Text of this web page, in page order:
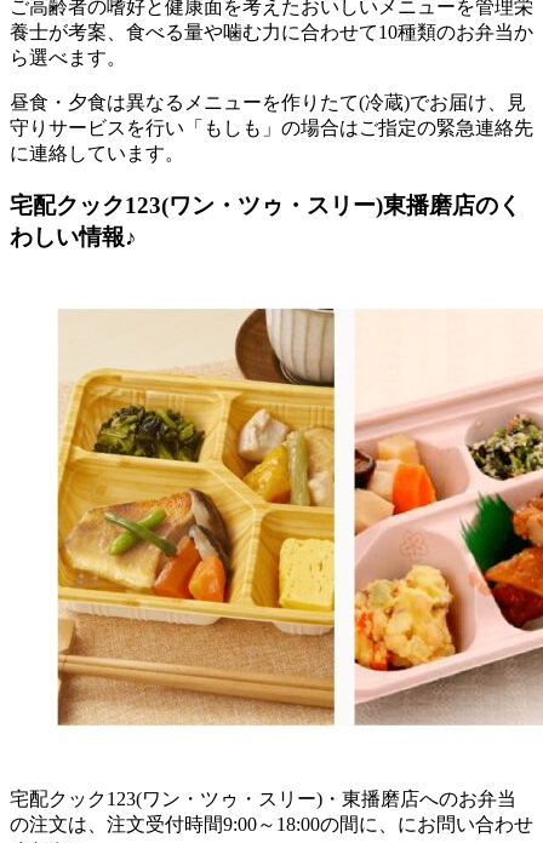
ご高齢者の嗜好と健康面を考えたおいしいメニューを管理栄
養士が考案、食べる量や噛む力に合わせて10種類のお弁当か
ら選べます。
昼食・夕食は異なるメニューを作りたて(冷蔵)でお届け、見
守りサービスを行い「もしも」の場合はご指定の緊急連絡先
に連絡しています。
宅配クック123(ワン・ツゥ・スリー)東播磨店のく
わしい情報♪
宅配クック123(ワン・ツゥ・スリー)・東播磨店へのお弁当
の注文は、注文受付時間9:00～18:00の間に、にお問い合わせ